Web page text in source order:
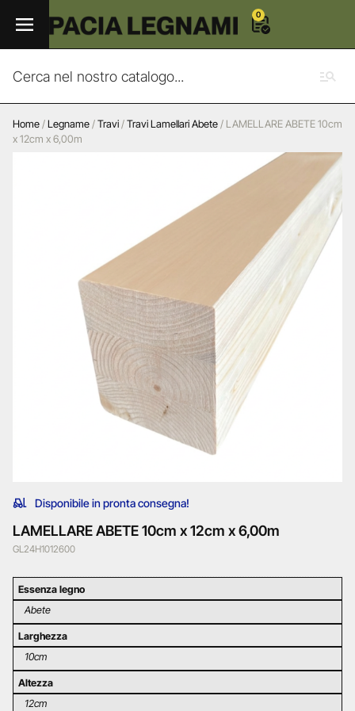
0
Home/Legname/Travi/Travi Lamellari Abete/ LAMELLARE ABETE 10cm
x 12cm x 6,00m
Disponibile in pronta consegna!
LAMELLARE ABETE 10cm x 12cm x 6,00m
GL24H1012600
Essenza legno
Abete
Larghezza
10cm
Altezza
12cm